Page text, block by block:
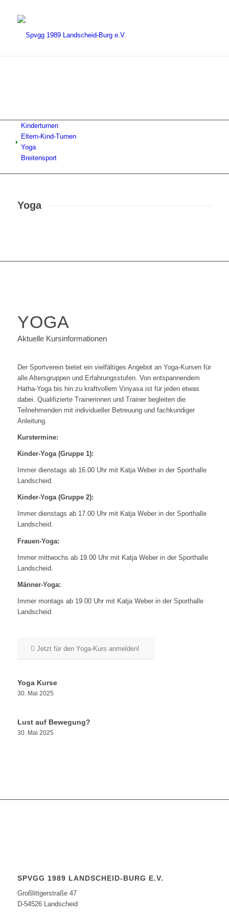
Kinderturnen
Eltern-Kind-Turnen
Yoga
Breitensport
Yoga
YOGA
Aktuelle Kursinformationen
Der Sportverein bietet ein vielfältiges Angebot an Yoga-Kursen für
alle Altersgruppen und Erfahrungsstufen. Von entspannendem
Hatha-Yoga bis hin zu kraftvollem Vinyasa ist für jeden etwas
dabei. Qualifizierte Trainerinnen und Trainer begleiten die
Teilnehmenden mit individueller Betreuung und fachkundiger
Anleitung.
Kurstermine:
Kinder-Yoga (Gruppe 1):
Immer dienstags ab 16.00 Uhr mit Katja Weber in der Sporthalle
Landscheid.
Kinder-Yoga (Gruppe 2):
Immer dienstags ab 17.00 Uhr mit Katja Weber in der Sporthalle
Landscheid.
Frauen-Yoga:
Immer mittwochs ab 19.00 Uhr mit Katja Weber in der Sporthalle
Landscheid.
Männer-Yoga:
Immer montags ab 19.00 Uhr mit Katja Weber in der Sporthalle
Landscheid.
Jetzt für den Yoga-Kurs anmelden!
Yoga Kurse
30. Mai 2025
Lust auf Bewegung?
30. Mai 2025
SPVGG 1989 LANDSCHEID-BURG E.V.
Großlittgerstraße 47
D-54526 Landscheid